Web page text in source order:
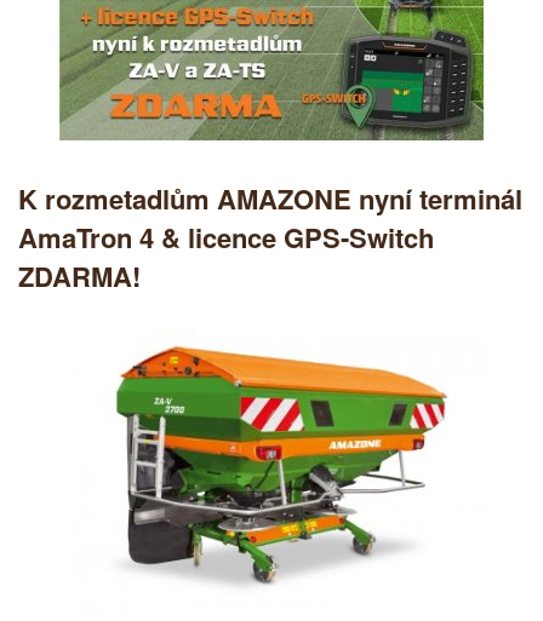
K rozmetadlům AMAZONE nyní terminál
AmaTron 4 & licence GPS-Switch
ZDARMA!